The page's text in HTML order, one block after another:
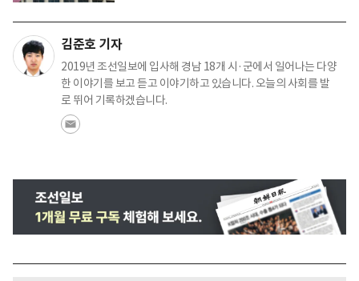
김준호 기자
2019년 조선일보에 입사해 경남 18개 시·군에서 일어나는 다양
한 이야기를 보고 듣고 이야기하고 있습니다. 오늘의 사회를 발
로 뛰어 기록하겠습니다.